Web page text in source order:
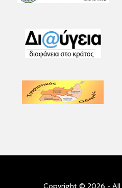
Copyright © 2026 - All